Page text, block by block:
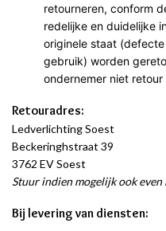
retourneren, conform
redelijke en duidelijke
originele staat
gebruik) worden
ondernemer niet
Retouradres:
Ledverlichting Soest
Beckeringhstraat 39
3762 EV Soest
Stuur indien mogelijk ook even
Bij levering van diensten: